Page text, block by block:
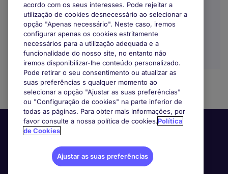
EUR28.000 - EUR30.000 por ano
acordo com os seus interesses. Pode rejeitar a
utilização de cookies desnecessário ao selecionar a
opção "Apenas necessário". Neste caso, iremos
configurar apenas os cookies estritamente
necessários para a utilização adequada e a
funcionalidade do nosso site, no entanto não
iremos disponibilizar-lhe conteúdo personalizado.
Pode retirar o seu consentimento ou atualizar as
suas preferências s qualquer momento ao
selecionar a opção "Ajustar as suas preferências"
ou "Configuração de cookies" na parte inferior de
todas as páginas. Para obter mais informações, por
favor consulte a nossa política de cookies.Política
de Cookies
Ajustar as suas preferências